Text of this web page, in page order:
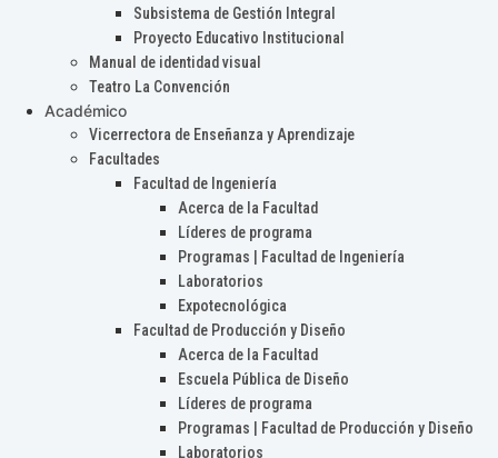
Subsistema de Gestión Integral
Proyecto Educativo Institucional
Manual de identidad visual
Teatro La Convención
Académico
Vicerrectora de Enseñanza y Aprendizaje
Facultades
Facultad de Ingeniería
Acerca de la Facultad
Líderes de programa
Programas | Facultad de Ingeniería
Laboratorios
Expotecnológica
Facultad de Producción y Diseño
Acerca de la Facultad
Escuela Pública de Diseño
Líderes de programa
Programas | Facultad de Producción y Diseño
Laboratorios